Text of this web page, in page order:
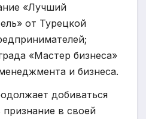
«Лучший
от Турецкой
«Мастер бизнеса»
и бизнеса.
добиваться
признание в своей